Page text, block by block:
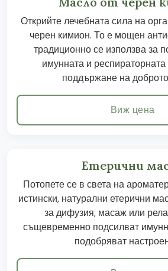
Открийте лечебната сила на
черен кимион. То е мощен
традиционно се използва за
имунната и
поддържане на
Виж цена
Етерични
Потопете се в света на
истински, натурални етерични
за дифузия, масаж или
същевременно подсилват
подобряват